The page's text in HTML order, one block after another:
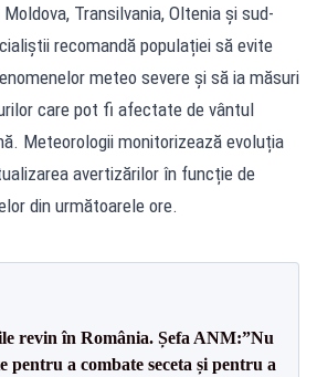
Transilvania, Oltenia și sud-
recomandă populației să evite
meteo severe și să ia măsuri
care pot fi afectate de vântul
Meteorologii monitorizează evoluția
avertizărilor în funcție de
din următoarele ore.
revin în România. Șefa ANM:”Nu
pentru a combate seceta și pentru a